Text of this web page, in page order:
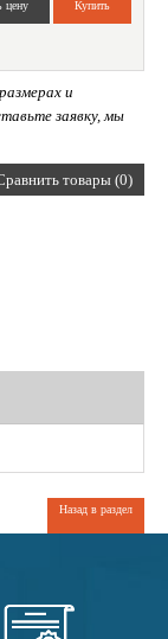
и
заявку, мы
товары (0)
Назад в раздел